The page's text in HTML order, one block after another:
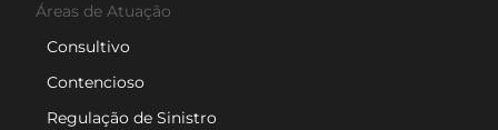
Áreas de Atuação
Consultivo
Contencioso
Regulação de Sinistro